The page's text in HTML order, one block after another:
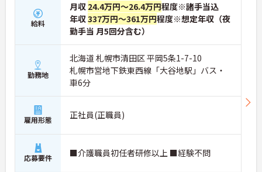
給料
月収 24.4万円～26.4万円程度※諸手当込
年収337万円～361万円程度※想定年収（夜
勤手当 月5回分含む）
勤務地
北海道 札幌市清田区 平岡5条1-7-10
札幌市営地下鉄東西線「大谷地駅」バス・
車6分
雇用形態 正社員(正職員)
応募要件 ■介護職員初任者研修以上 ■経験不問